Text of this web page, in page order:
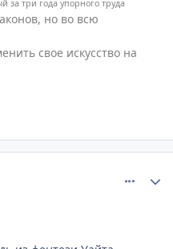
за три года упорного труда
но во всю
свое искусство на